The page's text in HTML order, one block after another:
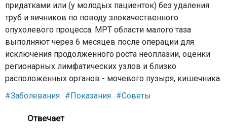
придатками или (у молодых пациенток) без удаления
труб и яичников по поводу злокачественного
опухолевого процесса. МРТ области малого таза
выполняют через 6 месяцев после операции для
исключения продолженного роста неоплазии, оценки
регионарных лимфатических узлов и близко
расположенных органов - мочевого пузыря, кишечника.
#Заболевания #Показания #Советы
Отвечает